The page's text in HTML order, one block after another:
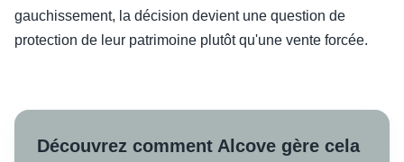
gauchissement, la décision devient une question de
protection de leur patrimoine plutôt qu'une vente forcée.
Découvrez comment Alcove gère cela